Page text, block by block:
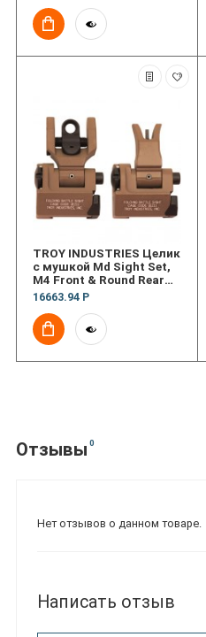
TROY INDUSTRIES Целик
с мушкой Md Sight Set,
M4 Front & Round Rear
FDE
16663.94 Р
Отзывы 0
Нет отзывов о данном товаре.
Написать отзыв